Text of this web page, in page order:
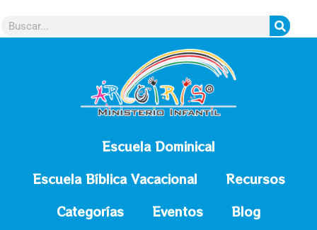
Escuela Dominical
Escuela Bíblica Vacacional
Recursos
Categorías
Eventos Blog